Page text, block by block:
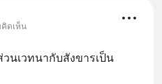
คิดเห็น
นเวทนากับสังขารเป็น